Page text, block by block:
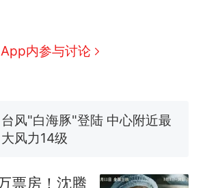
App内参与讨论
空调24小时开着反而更省电？
热 十多万人报名的考试，成绩
全部作废，公平么？
票房！沈腾